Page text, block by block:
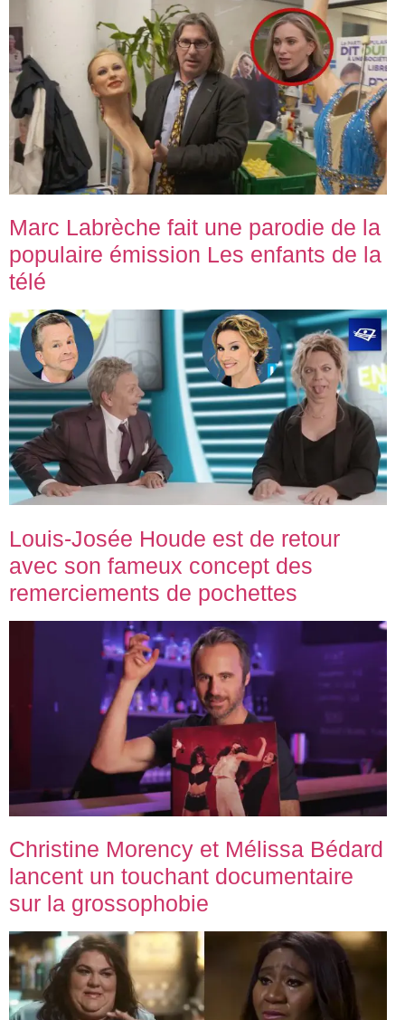
Marc Labrèche fait une parodie de la
populaire émission Les enfants de la
télé
Louis-Josée Houde est de retour
avec son fameux concept des
remerciements de pochettes
Christine Morency et Mélissa Bédard
lancent un touchant documentaire
sur la grossophobie